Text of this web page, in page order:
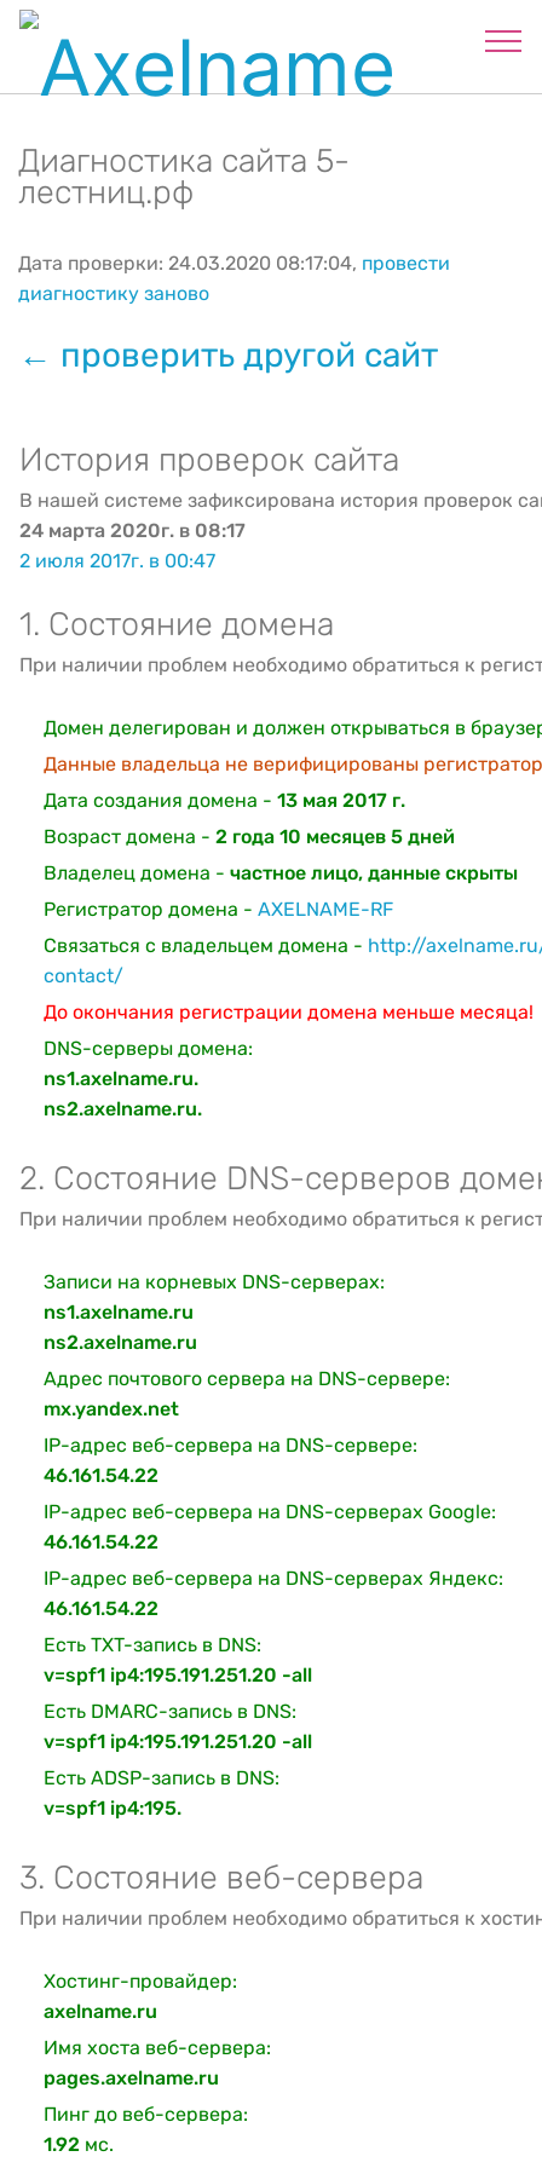
Диагностика сайта 5-
лестниц.рф
Дата проверки: 24.03.2020 08:17:04, провести
диагностику заново
← проверить другой сайт
История проверок сайта
В нашей системе зафиксирована история проверок
24 марта 2020г. в 08:17
2 июля 2017г. в 00:47
1. Состояние домена
При наличии проблем необходимо обратиться к
Домен делегирован и должен открываться в
Данные владельца не верифицированы
Дата создания домена - 13 мая 2017 г.
Возраст домена - 2 года 10 месяцев 5 дней
Владелец домена - частное лицо, данные скрыты
Регистратор домена - AXELNAME-RF
Связаться с владельцем домена - http://
contact/
До окончания регистрации домена меньше месяца!
DNS-серверы домена:
ns1.axelname.ru.
ns2.axelname.ru.
2. Состояние DNS-серверов
При наличии проблем необходимо обратиться к
Записи на корневых DNS-серверах:
ns1.axelname.ru
ns2.axelname.ru
Адрес почтового сервера на DNS-сервере:
mx.yandex.net
IP-адрес веб-сервера на DNS-сервере:
46.161.54.22
IP-адрес веб-сервера на DNS-серверах Google:
46.161.54.22
IP-адрес веб-сервера на DNS-серверах Яндекс:
46.161.54.22
Есть TXT-запись в DNS:
v=spf1 ip4:195.191.251.20 -all
Есть DMARC-запись в DNS:
v=spf1 ip4:195.191.251.20 -all
Есть ADSP-запись в DNS:
v=spf1 ip4:195.
3. Состояние веб-сервера
При наличии проблем необходимо обратиться к
Хостинг-провайдер:
axelname.ru
Имя хоста веб-сервера:
pages.axelname.ru
Пинг до веб-сервера:
1.92 мс.